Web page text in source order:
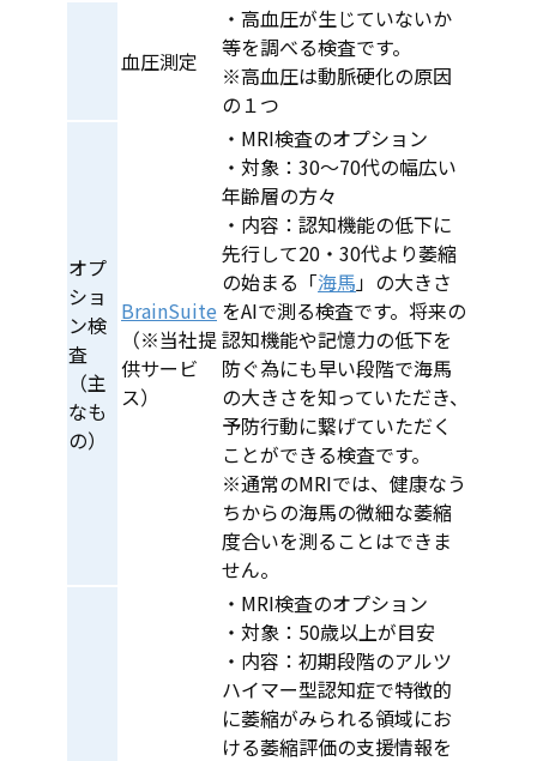
血圧測定
・​高血圧が生じていないか
等を調べる検査です。
※高血圧は動脈硬化の原因
の１つ
オプ
ショ
ン検
査
（主
なも
の）
BrainSuite
（※当社提
供サービ
ス）
・MRI検査のオプション
・対象：30～70代の幅広い
年齢層の方々
・内容：認知機能の低下に
先行して20・30代より萎縮
の始まる「海馬」の大きさ
をAIで測る検査です。将来の
認知機能や記憶力の低下を
防ぐ為にも早い段階で海馬
の大きさを知っていただき、
予防行動に繋げていただく
ことができる検査です。
※通常のMRIでは、健康なう
ちからの海馬の微細な萎縮
度合いを測ることはできま
せん。
・MRI検査のオプション
・対象：50歳以上が目安
・内容：初期段階のアルツ
ハイマー型認知症で特徴的
に萎縮がみられる領域にお
ける萎縮評価の支援情報を